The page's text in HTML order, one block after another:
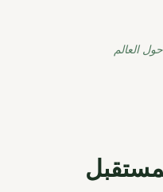
العالم